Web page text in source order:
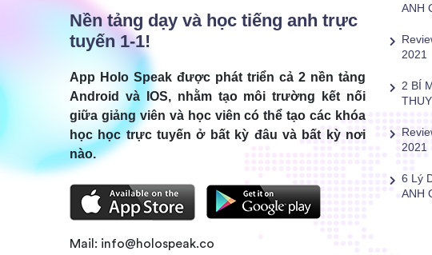
Nền tảng dạy và học tiếng anh trực
tuyến 1-1!
App Holo Speak được phát triển cả 2 nền tảng
Android và IOS, nhằm tạo môi trường kết nối
giữa giảng viên và học viên có thể tạo các khóa
học học trực tuyến ở bất kỳ đâu và bất kỳ nơi
nào.
Mail: info@holospeak.co
ANH
2021
2 BÍ
2021
6 Lý
ANH